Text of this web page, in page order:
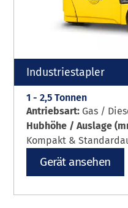
Industriestapler
1 - 2,5 Tonnen
Antriebsart: Gas /
Hubhöhe / Auslage
Kompakt &
Gerät ansehen